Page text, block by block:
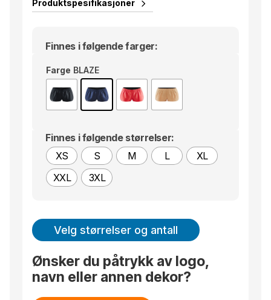
• Midje med justerbar snøring
• Elastisk innertruse
• Six dots-logo bak
Produktspesifikasjoner
Finnes i følgende farger:
Farge BLAZE
Finnes i følgende størrelser:
XS
S M L
XL
XXL
3XL
Velg størrelser og antall
Ønsker du påtrykk av logo,
navn eller annen dekor?